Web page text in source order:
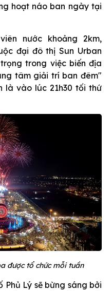
hoạt náo ban ngày tại
nước khoảng 2km,
đại đô thị Sun Urban
trong việc biến địa
tâm giải trí ban đêm"
là vào lúc 21h30 tối thứ
được tổ chức mỗi tuần
Phủ Lý sẽ bừng sáng bởi